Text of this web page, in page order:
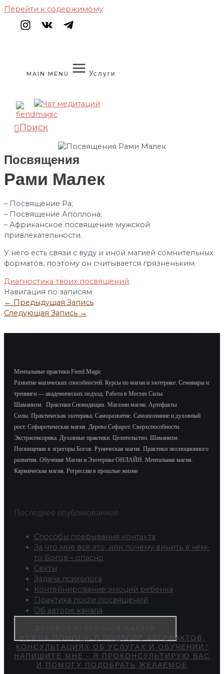
Перейти к содержимому
MAIN MENU Услуги
Поиск
Посвящения
Рами Малек
– Посвящение Ра;
– Посвящение Аполлона;
– Африканское посвящение мужской
привлекательности.
У него есть связи с вуду и иной магией сомнительных
форматов, поэтому он считывается грязненьким.
Диагностика твоих посвящений
Навигация по записям
← Предыдущая Запись
Следующая Запись →
Ментальные практики Fiend.Magic
Развитие магических способностей. Курсы по магии и эзотерике. Семинары и
тренинги — академических подход. Работа в Местах Силы.
Шаманизм. Практики Сновидящих. Магазин магии. Артефакты
Силы. Практическая эзотерика. Саморазвитие. Самопознание и духовный
рост. Сефиротическая магия. Дерево Сефирот. Сверхспособности.
Экстрасенсорика. Духовные практики. Целительство. Шаманизм.
Посвящения в эгрегоры Богов. Руническая магия. Практики эволюционного
развития. Обучение Магии и Эзотерике ОНЛАЙН. Ментальная магия.
Кармическая магия. Регрессии в прошлые жизни
Последнее опубликованное
Способы прерывания контакта
За что мне всё это, или почему винить в чём-
то Богов – опасно
Секты
Задача психолога
Контейнирование эмоций ребенка
Практика после посвящений
Об авторе канала
ДОГОВОР ПУБЛИЧНОЙ ОФЕРТЫ
НУЖНА ПОМОЩЬ В ПОДБОРЕ АРТЕФАКТОВ,
КОНСУЛЬТАЦИЯХ ОБ УСЛУГАХ И ОБУЧЕНИИ?
НАПИШИТЕ МНЕ - Я ПРОКОНСУЛЬТИРУЮ ВАС
И ПОМОГУ ПОДОБРАТЬ ЖЕЛАЕМОЕ